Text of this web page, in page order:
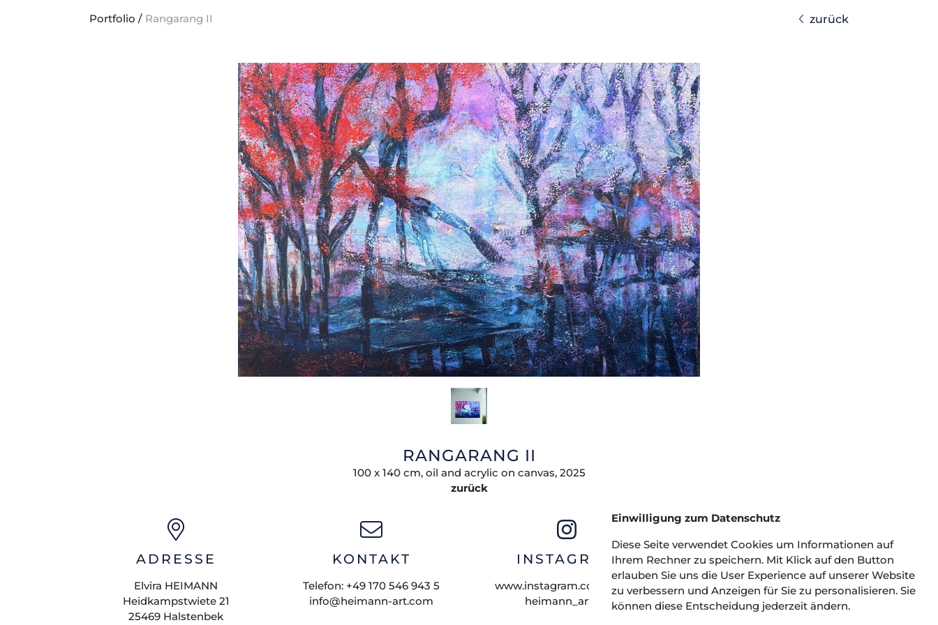
Portfolio / Rangarang II zurück
RANGARANG II
100 x 140 cm, oil and acrylic on canvas, 2025
zurück
ADRESSE
Elvira HEIMANN
Heidkampstwiete 21
25469 Halstenbek
KONTAKT
Telefon: +49 170 546 943 5
info@heimann-art.com
INSTAGRAM
www.instagram.com/elvira­
heimann_artist/
RECHTLICHES
Impressum
Copyright
Datenschutz
Einwilligung zum Datenschutz
Diese Seite verwendet Cookies um Informationen auf
Ihrem Rechner zu speichern. Mit Klick auf den Button
erlauben Sie uns die User Experience auf unserer Website
zu verbessern und Anzeigen für Sie zu personalisieren. Sie
können diese Entscheidung jederzeit ändern.